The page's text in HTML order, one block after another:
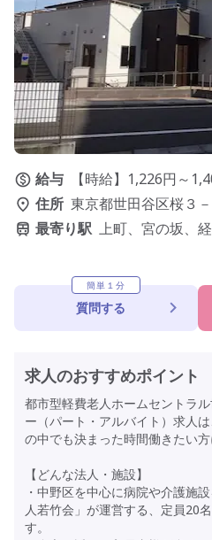
給与
【時給】1,226円～
住所 東京都世田谷区桜３
最寄り駅 上町、宮の坂、
簡単１分
質問する
求人のおすすめポイント
都市型軽費老人ホームセントラ
ー（パート・アルバイト）求人
の中でも決まった時間働きたい方
【どんな法人・施設】
・中野区を中心に病院や介護施
人若竹会」が運営する、定員20
す。